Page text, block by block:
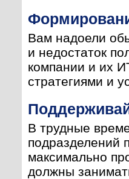
Вам надоели
и недостаток
компании и их
стратегиями и
В трудные
подразделений
максимально
должны